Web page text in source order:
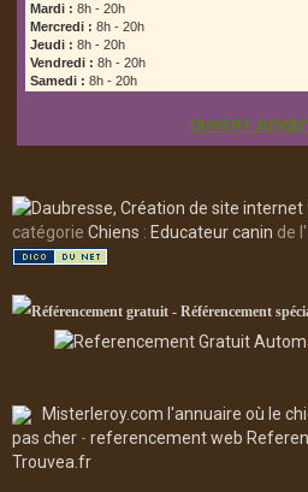
Mardi : 8h - 20h
Mercredi : 8h - 20h
Jeudi : 8h - 20h
Vendredi : 8h - 20h
Samedi : 8h - 20h
OUVERT
catégorie Chiens : Educateur canin de
Misterleroy.com l'annuaire où le
pas cher - referencement web
Trouvea.fr